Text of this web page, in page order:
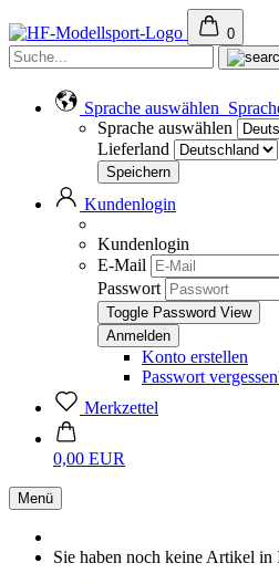
0
Sprache auswählen
Sprache auswählen
Lieferland
Kundenlogin
Kundenlogin
E-Mail
Passwort
Toggle Password View
Konto erstellen
Passwort
Merkzettel
0,00 EUR
Menü
Sie haben noch keine Artikel in